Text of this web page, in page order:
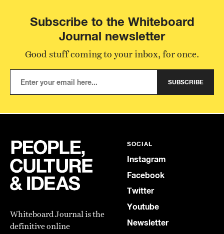
Subscribe to the Whiteboard
Journal newsletter
Good stuff coming to your inbox, for once.
SUBSCRIBE
Whiteboard Journal is the
definitive online
SOCIAL
Instagram
Facebook
Twitter
Youtube
Newsletter